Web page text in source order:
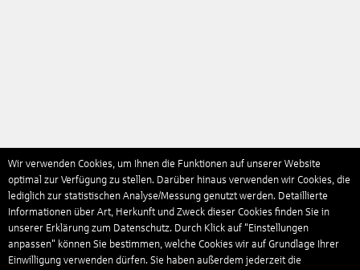
Wir verwenden Cookies, um Ihnen die Funktionen auf unserer Website
optimal zur Verfügung zu stellen. Darüber hinaus verwenden wir Cookies, die
lediglich zur statistischen Analyse/Messung genutzt werden. Detaillierte
Informationen über Art, Herkunft und Zweck dieser Cookies finden Sie in
unserer Erklärung zum Datenschutz. Durch Klick auf "Einstellungen
anpassen" können Sie bestimmen, welche Cookies wir auf Grundlage Ihrer
Einwilligung verwenden dürfen. Sie haben außerdem jederzeit die